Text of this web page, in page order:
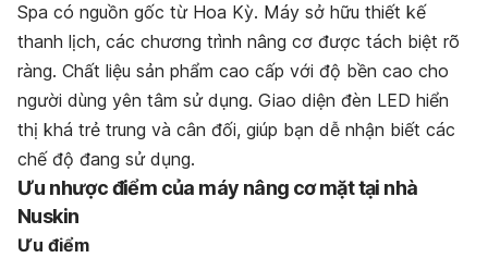
Spa có nguồn gốc từ Hoa Kỳ. Máy sở hữu thiết kế
thanh lịch, các chương trình nâng cơ được tách biệt rõ
ràng. Chất liệu sản phẩm cao cấp với độ bền cao cho
người dùng yên tâm sử dụng. Giao diện đèn LED hiển
thị khá trẻ trung và cân đối, giúp bạn dễ nhận biết các
chế độ đang sử dụng.
Ưu nhược điểm của máy nâng cơ mặt tại nhà
Nuskin
Ưu điểm